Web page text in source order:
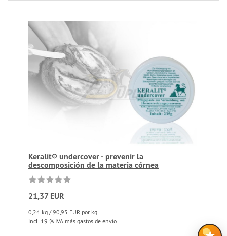
Keralit® undercover - prevenir la
descomposición de la materia córnea
21,37 EUR
0,24 kg / 90,95 EUR por kg
incl. 19 % IVA más gastos de envío